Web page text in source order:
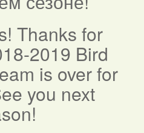
Thanks for
2019 Bird
is over for
you next